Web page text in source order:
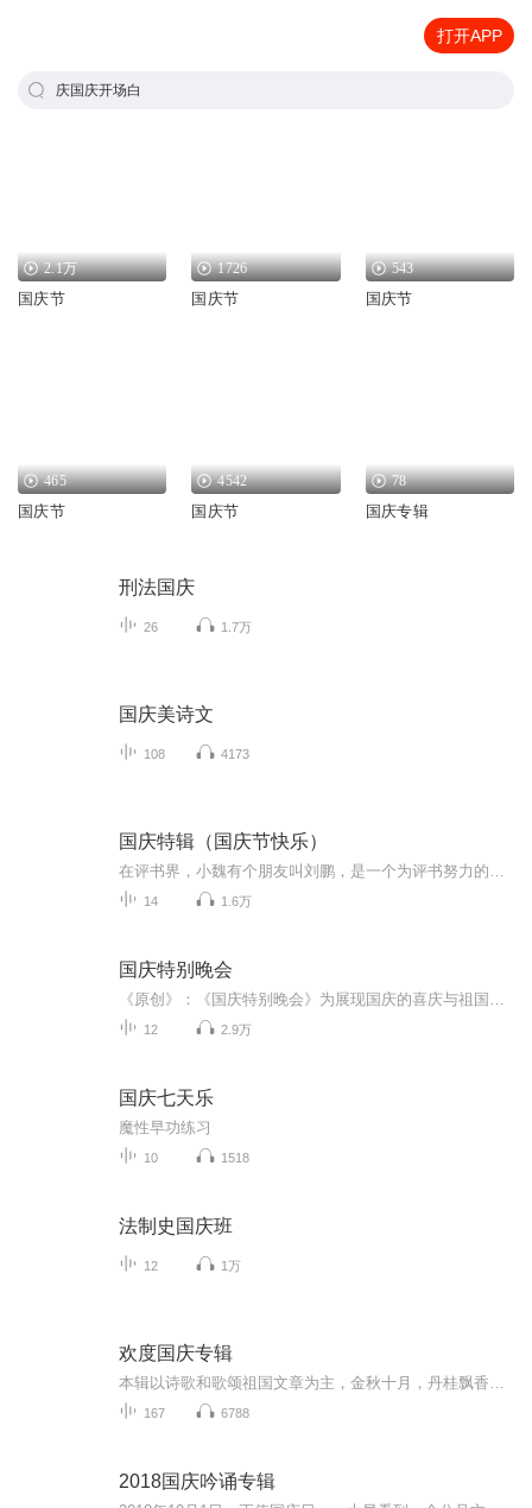
打开APP
庆国庆开场白
2.1万
国庆节
1726
国庆节
543
国庆节
465
国庆节
4542
国庆节
78
国庆专辑
刑法国庆
26 1.7万
国庆美诗文
108 4173
国庆特辑（国庆节快乐）
14 1.6万
国庆特别晚会
12 2.9万
国庆七天乐
魔性早功练习
10 1518
法制史国庆班
12 1万
欢度国庆专辑
167 6788
2018国庆吟诵专辑